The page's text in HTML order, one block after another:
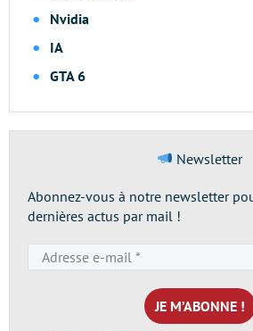
Nvidia
IA
GTA 6
Newsletter
Abonnez-vous à notre newsletter
dernières actus par mail !
e-
mail
*